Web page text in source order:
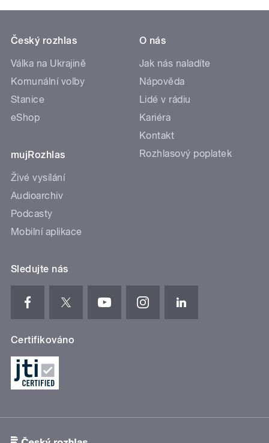
Český rozhlas
Válka na Ukrajině
Komunální volby
Stanice
eShop
mujRozhlas
Živé vysílání
Audioarchiv
Podcasty
Mobilní aplikace
O nás
Jak nás naladíte
Nápověda
Lidé v rádiu
Kariéra
Kontakt
Rozhlasový poplatek
Sledujte nás
Certifikováno